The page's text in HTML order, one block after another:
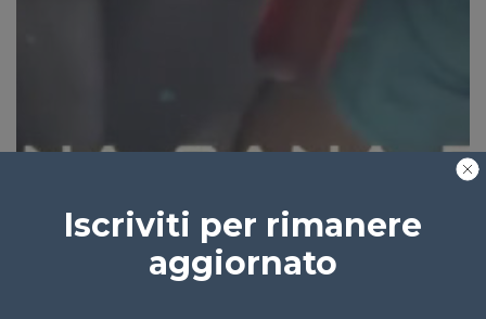
Iscriviti per rimanere
aggiornato